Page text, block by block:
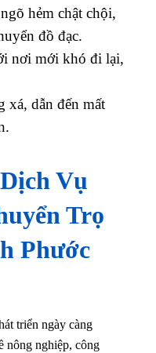
hẻm chật chội,
đồ đạc.
nơi mới khó đi lại,
xá, dẫn đến mất
Vụ
Trọ
Phước
triển ngày càng
nông nghiệp, công